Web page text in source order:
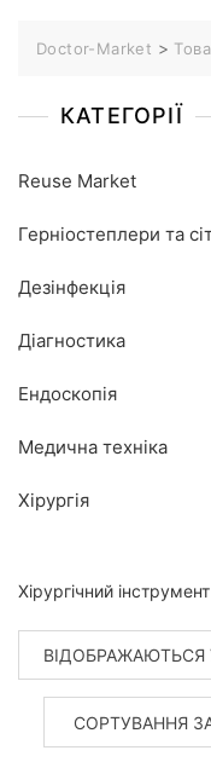
Doctor-Market >
КАТЕГОРІЇ
Reuse Market
Герніостеплери та
Дезінфекція
Діагностика
Ендоскопія
Медична техніка
Хірургія
Хірургічний інструмент
ВІДОБРАЖАЮТЬСЯ